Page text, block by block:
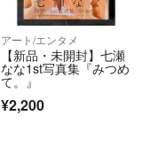
アート/エンタメ
【新品・未開封】七瀬
なな1st写真集『みつめ
て。』
¥2,200